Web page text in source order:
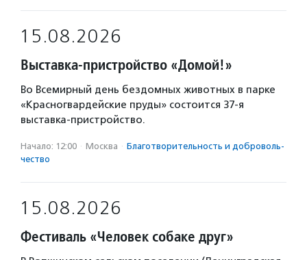
15.08.2026
Выставка-пристройство «Домой!»
Во Всемирный день бездомных животных в парке
«Красногвардейские пруды» состоится 37-я
выставка-пристройство.
Начало: 12:00 · Москва · Благотвори­тель­ность и доброволь­
чест­во
15.08.2026
Фестиваль «Человек собаке друг»